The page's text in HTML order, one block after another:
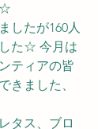
☆
したが160人
た☆ 今月は
ティアの皆
きました、
タス、ブロ